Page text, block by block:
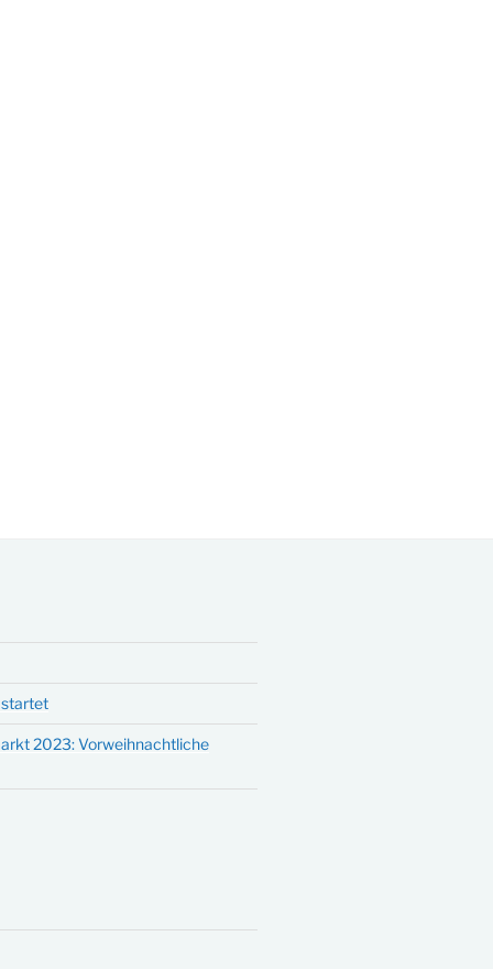
startet
2023: Vorweihnachtliche